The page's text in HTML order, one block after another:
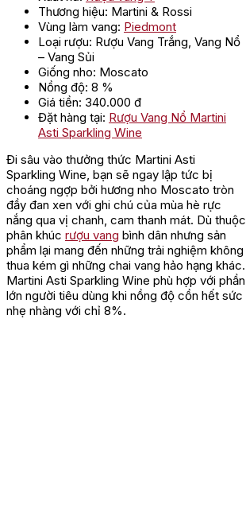
Thương hiệu: Martini & Rossi
Vùng làm vang: Piedmont
Loại rượu: Rượu Vang Trắng, Vang Nổ
– Vang Sủi
Giống nho: Moscato
Nồng độ: 8 %
Giá tiền: 340.000 đ
Đặt hàng tại: Rượu Vang Nổ Martini
Asti Sparkling Wine
Đi sâu vào thưởng thức Martini Asti
Sparkling Wine, bạn sẽ ngay lập tức bị
choáng ngợp bởi hương nho Moscato tròn
đầy đan xen với ghi chú của mùa hè rực
nắng qua vị chanh, cam thanh mát. Dù thuộc
phân khúc rượu vang bình dân nhưng sản
phẩm lại mang đến những trải nghiệm không
thua kém gì những chai vang hảo hạng khác.
Martini Asti Sparkling Wine phù hợp với phần
lớn người tiêu dùng khi nồng độ cồn hết sức
nhẹ nhàng với chỉ 8%.